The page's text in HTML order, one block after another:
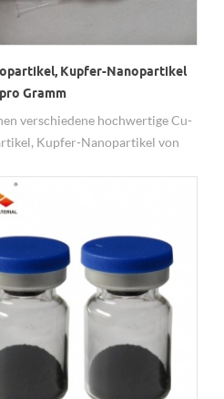
Kupfer-Nanopartikel
Gramm
verschiedene hochwertige Cu-
Kupfer-Nanopartikel von